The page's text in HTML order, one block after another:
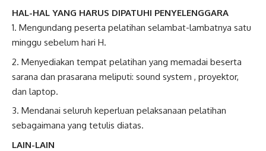
HAL-HAL YANG HARUS DIPATUHI PENYELENGGARA
Mengundang peserta pelatihan selambat-lambatnya satu
minggu sebelum hari H.
Menyediakan tempat pelatihan yang memadai beserta
sarana dan prasarana meliputi: sound system , proyektor,
dan laptop.
Mendanai seluruh keperluan pelaksanaan pelatihan
sebagaimana yang tetulis diatas.
LAIN-LAIN